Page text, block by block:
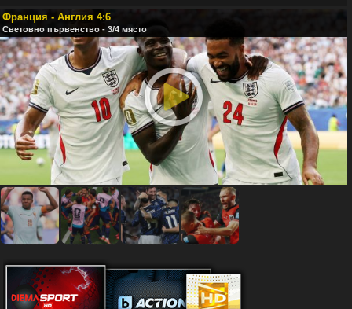
Франция - Англия 4:6
Световно първенство - 3/4 място